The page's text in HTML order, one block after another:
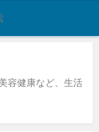
容健康など、生活